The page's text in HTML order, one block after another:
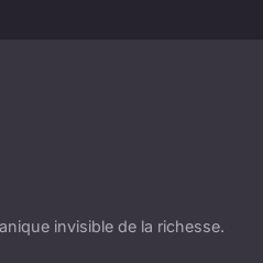
invisible de la richesse.